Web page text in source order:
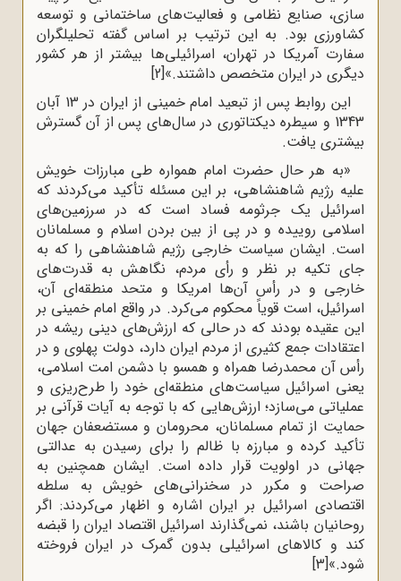
سازی، صنایع نظامی و فعالیت‌های ساختمانی و توسعه
کشاورزی بود. به این ترتیب بر اساس گفته تحلیلگران
سفارت آمریکا در تهران، اسرائیلی‌ها بیشتر از هر کشور
دیگری در ایران متخصص داشتند.»[2]
این روابط پس از تبعید امام خمینی از ایران در 13 آبان
1343 و سیطره دیکتاتوری در سال‌های پس از آن گسترش
بیشتری یافت.
«به هر حال حضرت امام همواره طی مبارزات خویش
علیه رژیم شاهنشاهی، بر این مسئله تأکید می‌کردند که
اسرائیل یک جرثومه فساد است که در سرزمین‌های
اسلامی روییده و در پی از بین بردن اسلام و مسلمانان
است. ایشان سیاست خارجی رژیم شاهنشاهی را که به
جای تکیه بر نظر و رأی مردم، نگاهش به قدرت‌های
خارجی و در رأس آن‌ها امریکا و متحد منطقه‌ای‌ آن،
اسرائیل، است قویاً محکوم می‌کرد. در واقع امام خمینی بر
این عقیده بودند که در حالی که ارزش‌های دینی ریشه در
اعتقادات جمع کثیری از مردم ایران دارد، دولت پهلوی و در
رأس آن محمدرضا همراه و همسو با دشمن امت اسلامی،
یعنی اسرائیل سیاست‌های منطقه‌ای خود را طرح‌ریزی و
عملیاتی می‌سازد؛ ارزش‌هایی که با توجه به آیات قرآنی بر
حمایت از تمام مسلمانان، محرومان و مستضعفان جهان
تأکید کرده و مبارزه با ظالم را برای رسیدن به عدالتی
جهانی در اولویت قرار داده است. ایشان همچنین به
‌صراحت و مکرر در سخنرانی‌های خویش به سلطه
اقتصادی اسرائیل بر ایران اشاره و اظهار می‌کردند: اگر
روحانیان باشند، نمی‌گذارند اسرائیل اقتصاد ایران را قبضه
کند و کالاهای اسرائیلی بدون گمرک در ایران فروخته
شود.»[3]